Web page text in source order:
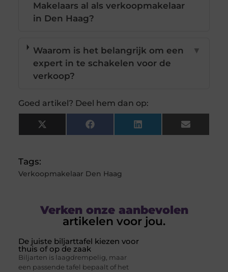
Makelaars al als verkoopmakelaar
in Den Haag?
Waarom is het belangrijk om een
expert in te schakelen voor de
verkoop?
▼
Goed artikel? Deel hem dan op:
X
(Twitter)
Facebook LinkedIn Email
Tags:
Verkoopmakelaar Den Haag
Verken onze aanbevolen
artikelen voor jou.
De juiste biljarttafel kiezen voor
thuis of op de zaak
Biljarten is laagdrempelig, maar
een passende tafel bepaalt of het